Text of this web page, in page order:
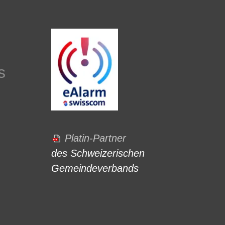
Platin-Partner
des Schweizerischen
Gemeindeverbands